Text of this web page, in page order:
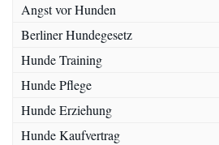
Angst vor Hunden
Berliner Hundegesetz
Hunde Training
Hunde Pflege
Hunde Erziehung
Hunde Kaufvertrag